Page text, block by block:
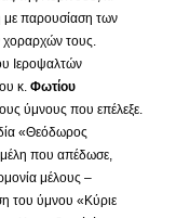
με παρουσίαση των
τους.
Ιεροψαλτών
κ. Φωτίου
ύμνους που επέλεξε.
«Θεόδωρος
που απέδωσε,
μέλους –
του ύμνου «Κύριε